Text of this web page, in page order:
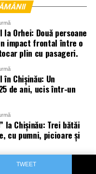
TWEET
Orhei: Două persoane
impact frontal între o
plin cu pasageri.
Chișinău: Un
de ani, ucis într-un
la Chișinău: Trei bătăi
cu pumni, picioare și